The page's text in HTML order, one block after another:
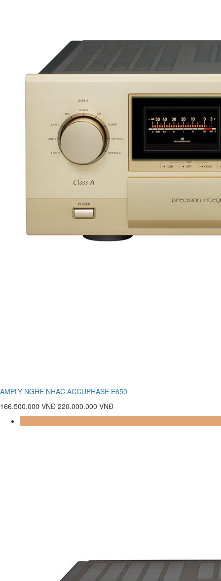
AMPLY NGHE NHẠC ACCUPHASE E650
166.500.000 VNĐ 220.000.000 VNĐ